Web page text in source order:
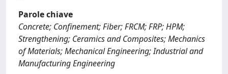
Parole chiave
Concrete; Confinement; Fiber; FRCM; FRP; HPM;
Strengthening; Ceramics and Composites; Mechanics
of Materials; Mechanical Engineering; Industrial and
Manufacturing Engineering